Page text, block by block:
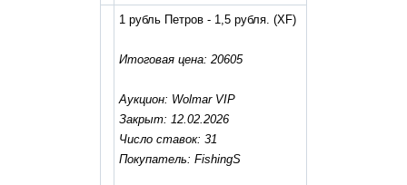
1 рубль Петров - 1,5 рубля. (XF)
Итоговая цена: 20605
Аукцион: Wolmar VIP
Закрыт: 12.02.2026
Число ставок: 31
Покупатель: FishingS